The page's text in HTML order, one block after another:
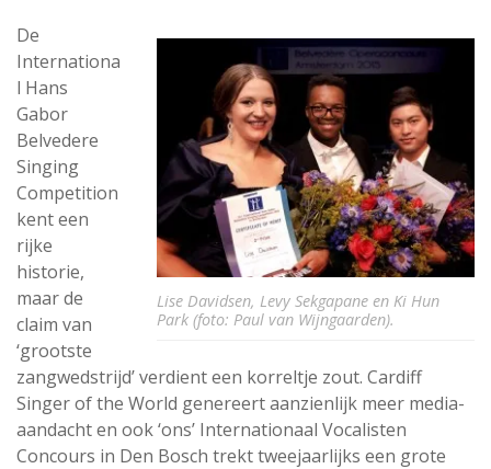
Lise Davidsen, Levy Sekgapane en Ki Hun
Park (foto: Paul van Wijngaarden).
De
Internationa
l Hans
Gabor
Belvedere
Singing
Competition
kent een
rijke
historie,
maar de
claim van
‘grootste
zangwedstrijd’ verdient een korreltje zout. Cardiff
Singer of the World genereert aanzienlijk meer media-
aandacht en ook ‘ons’ Internationaal Vocalisten
Concours in Den Bosch trekt tweejaarlijks een grote